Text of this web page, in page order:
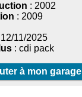
: 2002
: 2009
11/2025
: cdi pack
à mon garage